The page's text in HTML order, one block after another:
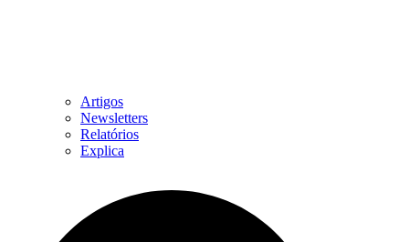
Artigos
Newsletters
Relatórios
Explica